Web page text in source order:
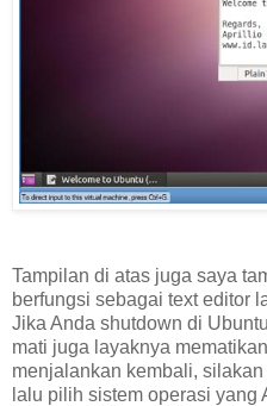
Tampilan di atas juga saya
berfungsi sebagai text editor
Jika Anda shutdown di
mati juga layaknya
menjalankan kembali,
lalu pilih sistem operasi yang